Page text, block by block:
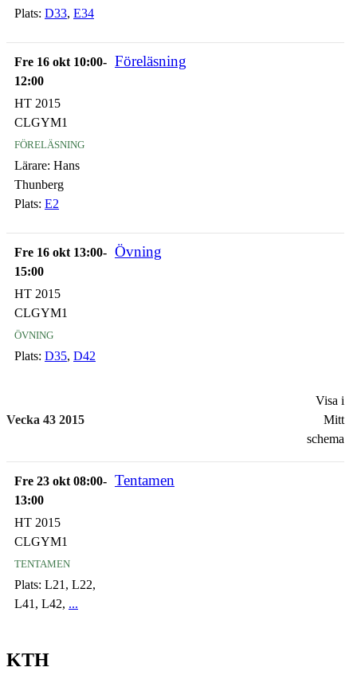
Plats: D33, E34
Fre 16 okt 10:00-
12:00
Föreläsning
HT 2015
CLGYM1
föreläsning
Lärare: Hans
Thunberg
Plats: E2
Fre 16 okt 13:00-
15:00
Övning
HT 2015
CLGYM1
övning
Plats: D35, D42
Vecka 43 2015
Visa i
Mitt
schema
Fre 23 okt 08:00-
13:00
Tentamen
HT 2015
CLGYM1
tentamen
Plats: L21, L22,
L41, L42, ...
KTH